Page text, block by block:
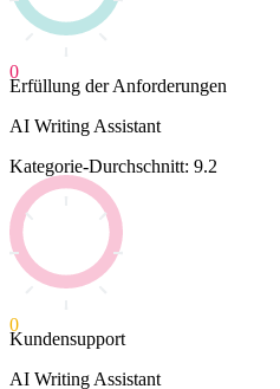
0
Erfüllung der Anforderungen
AI Writing Assistant
Kategorie-Durchschnitt: 9.2
0
Kundensupport
AI Writing Assistant